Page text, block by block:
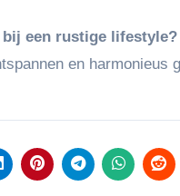
bij een rustige lifestyle?
en harmonieus